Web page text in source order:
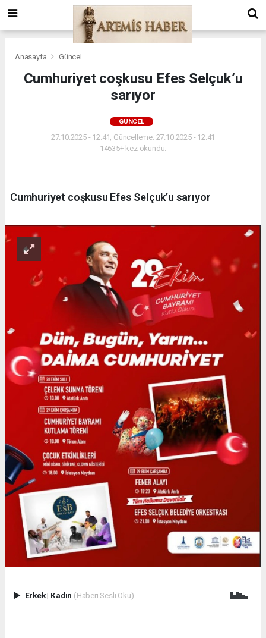
Anasayfa Güncel
Cumhuriyet coşkusu Efes Selçuk’u
sarıyor
GÜNCEL
27.10.2025 - 12:41, Güncelleme: 27.10.2025 - 12:41
14635+ kez okundu.
Cumhuriyet coşkusu Efes Selçuk’u sarıyor
Erkek| Kadın (Haberi Sesli Oku)